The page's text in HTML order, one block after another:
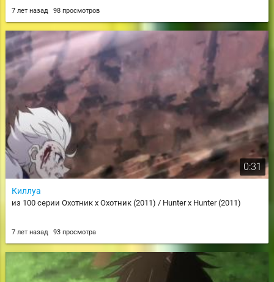
7 лет назад 98 просмотров
0:31
Киллуа
из 100 серии Охотник х Охотник (2011) / Hunter x Hunter (2011)
7 лет назад 93 просмотра